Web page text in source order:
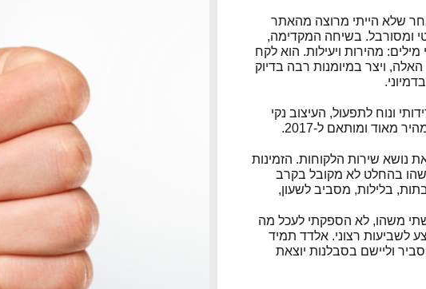
שלא הייתי מרוצה מהאתר
ומסורבל. בשיחה המקדימה,
מילים: מהירות ויעילות. הוא לקח
ויצר במיומנות רבה בדיוק
ונוח לתפעול, העיצוב נקי
מאוד ומותאם ל-2017.
נושא שירות הלקוחות. הזמינות
בהחלט לא מקובל בקרב
בלילות, מסביב לשעון,
משהו, לא הספקתי לעכל מה
לשביעות רצוני. אלדד תמיד
וליישם בסבלנות יוצאת